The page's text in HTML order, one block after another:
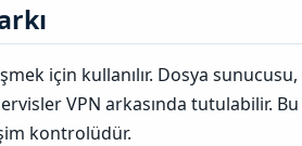
için kullanılır. Dosya sunucusu,
VPN arkasında tutulabilir. Bu
kontrolüdür.